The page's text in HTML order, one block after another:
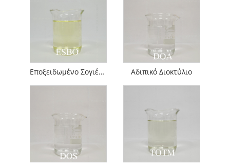
Εποξειδωμένο Σογιέλαιο Αδιπικό Διοκτύλιο